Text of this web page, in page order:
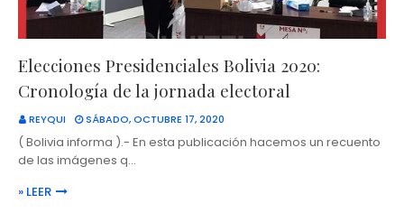
Elecciones Presidenciales Bolivia 2020:
Cronología de la jornada electoral
REYQUI SÁBADO, OCTUBRE 17, 2020
( Bolivia informa ).- En esta publicación hacemos un recuento
de las imágenes q…
» LEER